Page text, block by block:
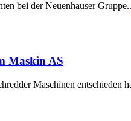
bei der Neuenhauser
Maskin AS
Maschinen entschieden